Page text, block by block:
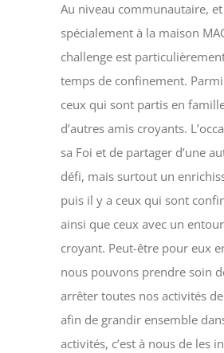
Au niveau communautaire,
spécialement à la maison
challenge est
temps de confinement.
ceux qui sont partis en
d’autres amis croyants.
sa Foi et de partager d’une
défi, mais surtout un
puis il y a ceux qui sont
ainsi que ceux avec un
croyant. Peut-être pour eux
nous pouvons prendre soin
arrêter toutes nos activités
afin de grandir ensemble
activités, c’est à nous de les